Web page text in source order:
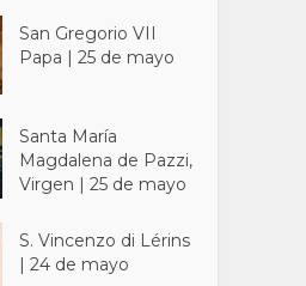
San Gregorio VII
Papa | 25 de mayo
Santa María
Magdalena de Pazzi,
Virgen | 25 de mayo
S. Vincenzo di Lérins
| 24 de mayo